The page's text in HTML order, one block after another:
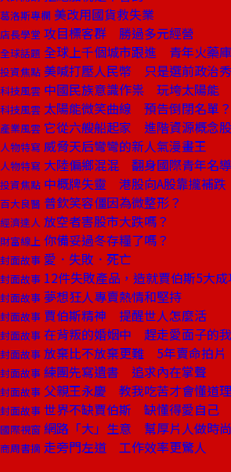
葛洛斯專欄 美改用國貨救失業
店長學堂 攻目標客群 勝過多元經營
全球話題 全球上千個城市跟進 青年火藥
投資焦點 美喊打壓人民幣 只是選前政治秀
科技風雲 中國民族意識作祟 玩垮太陽能
科技風雲 太陽能微笑曲線 預告倒閉名單？
產業風雲 它從六艘船起家 進階資源概念股
人物特寫 威脅天后彎彎的新人氣漫畫王
人物特寫 大陸偏鄉混混 翻身國際青年名導
投資焦點 中概牌失靈 港股向A股靠攏補跌
百大良醫 普欽笑容僵因為微整形？
經濟達人 放空者害股市大跌嗎？
財富線上 你備妥過冬存糧了嗎？
封面故事 愛．失敗．死亡
封面故事 12件失敗產品，造就賈伯斯5大成
封面故事 夢想狂人專賣熱情和堅持
封面故事 賈伯斯精神 提醒世人怎麼活
封面故事 在背叛的婚姻中 趕走愛面子的我
封面故事 放棄比不放棄更難 5年賣命拍片
封面故事 練團先寫遺書 追求內在掌聲
封面故事 父親王永慶 教我吃苦才會懂道理
封面故事 世界不缺賈伯斯 缺懂得愛自己
國際視窗 網路「大」生意 幫厚片人做時
商周書摘 走旁門左道 工作效率更驚人